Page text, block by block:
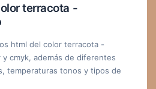
terracota -
html del color terracota -
cmyk, además de diferentes
temperaturas tonos y tipos de